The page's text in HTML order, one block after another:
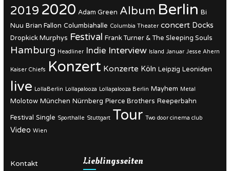
2019 2020 Adam Green Album Berlin Bi
Nuu Brian Fallon Columbiahalle Columbia Theater concert Docks
Dropkick Murphys Festival Frank Turner & The Sleeping Souls
Hamburg Headliner Indie Interview Island Januar Jesse Ahern
Kaiser Chiefs Konzert Konzerte Köln Leipzig Leoniden
live LollaBerlin Lollapalooza Lollapalooza Berlin Mayhem Metal
Molotow München Nürnberg Pierce Brothers Reeperbahn
Festival Single Sporthalle Stuttgart Tour Two door cinema club
Video Wien
Kontakt
Lieblingsseiten